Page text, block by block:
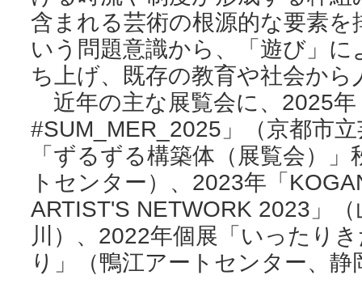
含まれる芸術の根源的な要素
いう問題意識から、「遊び」
ち上げ、既存の教育や社会か
近年の主な展覧会に、2025年
#SUM_MER_2025」（京都市
「ずるずる構築体（展覧会）
トセンター）、2023年「
ARTIST'S NETWORK 2023」
川）、2022年個展「いったり
り」（鴨江アートセンター、